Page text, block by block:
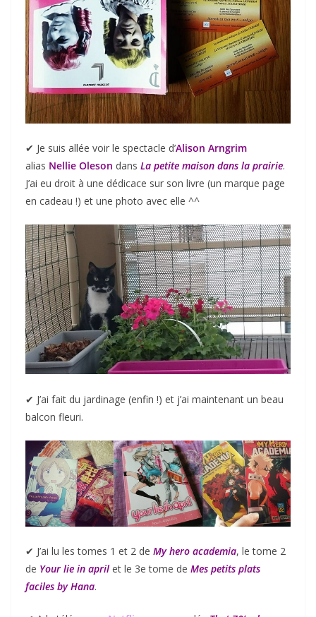
✔︎ Je suis allée voir le spectacle d’Alison Arngrim
alias Nellie Oleson dans La petite maison dans la prairie.
J’ai eu droit à une dédicace sur son livre (un marque page
en cadeau !) et une photo avec elle ^^
✔︎ J’ai fait du jardinage (enfin !) et j’ai maintenant un beau
balcon fleuri.
✔︎ J’ai lu les tomes 1 et 2 de My hero academia, le tome 2
de Your lie in april et le 3e tome de Mes petits plats
faciles by Hana.